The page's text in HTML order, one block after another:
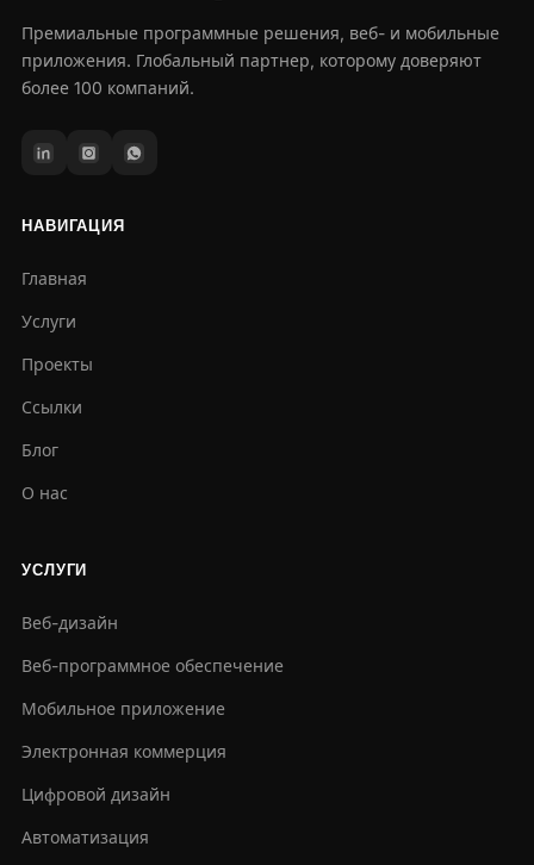
Премиальные программные решения, веб- и мобильные
приложения. Глобальный партнер, которому доверяют
более 100 компаний.
НАВИГАЦИЯ
Главная
Услуги
Проекты
Ссылки
Блог
О нас
УСЛУГИ
Веб-дизайн
Веб-программное обеспечение
Мобильное приложение
Электронная коммерция
Цифровой дизайн
Автоматизация